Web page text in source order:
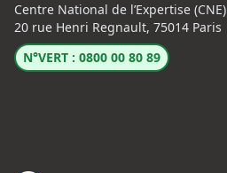
Centre National de l’Expertise (CNE)
20 rue Henri Regnault, 75014 Paris
N°VERT : 0800 00 80 89